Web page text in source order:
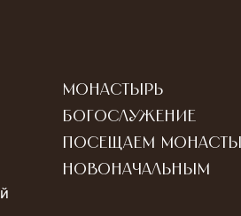
Монастырь
Богослужение
Посещаем
Новоначальным